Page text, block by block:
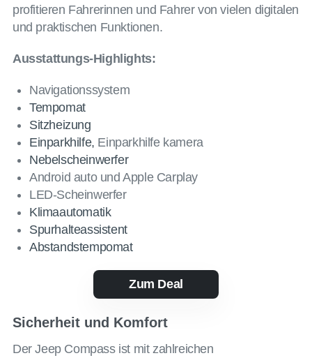
profitieren Fahrerinnen und Fahrer von vielen digitalen
und praktischen Funktionen.
Ausstattungs-Highlights:
Navigationssystem
Tempomat
Sitzheizung
Einparkhilfe, Einparkhilfe kamera
Nebelscheinwerfer
Android auto und Apple Carplay
LED-Scheinwerfer
Klimaautomatik
Spurhalteassistent
Abstandstempomat
Zum Deal
Sicherheit und Komfort
Der Jeep Compass ist mit zahlreichen